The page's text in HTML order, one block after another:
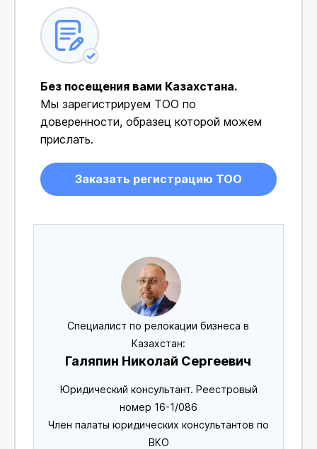
Без посещения вами Казахстана.
Мы зарегистрируем ТОО по
доверенности, образец которой можем
прислать.
Заказать регистрацию ТОО
Специалист по релокации бизнеса в
Казахстан:
Галяпин Николай Сергеевич
Юридический консультант. Реестровый
номер 16-1/086
Член палаты юридических консультантов по
ВКО